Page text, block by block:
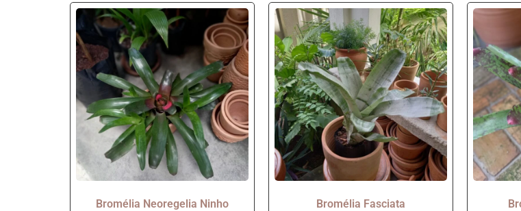
Bromélia Neoregelia Ninho Bromélia Fasciata